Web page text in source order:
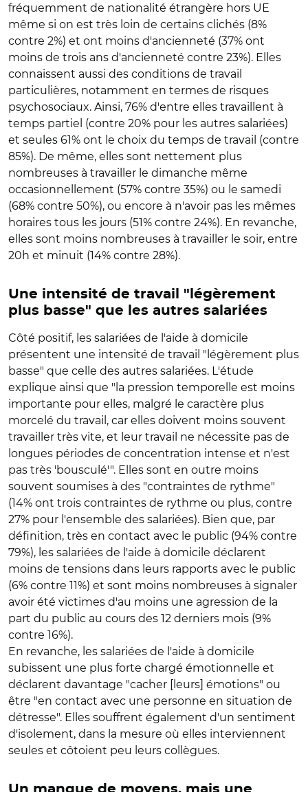
fréquemment de nationalité étrangère hors UE
même si on est très loin de certains clichés (8%
contre 2%) et ont moins d'ancienneté (37% ont
moins de trois ans d'ancienneté contre 23%). Elles
connaissent aussi des conditions de travail
particulières, notamment en termes de risques
psychosociaux. Ainsi, 76% d'entre elles travaillent à
temps partiel (contre 20% pour les autres salariées)
et seules 61% ont le choix du temps de travail (contre
85%). De même, elles sont nettement plus
nombreuses à travailler le dimanche même
occasionnellement (57% contre 35%) ou le samedi
(68% contre 50%), ou encore à n'avoir pas les mêmes
horaires tous les jours (51% contre 24%). En revanche,
elles sont moins nombreuses à travailler le soir, entre
20h et minuit (14% contre 28%).
Une intensité de travail "légèrement
plus basse" que les autres salariées
Côté positif, les salariées de l'aide à domicile
présentent une intensité de travail "légèrement plus
basse" que celle des autres salariées. L'étude
explique ainsi que "la pression temporelle est moins
importante pour elles, malgré le caractère plus
morcelé du travail, car elles doivent moins souvent
travailler très vite, et leur travail ne nécessite pas de
longues périodes de concentration intense et n'est
pas très 'bousculé'". Elles sont en outre moins
souvent soumises à des "contraintes de rythme"
(14% ont trois contraintes de rythme ou plus, contre
27% pour l'ensemble des salariées). Bien que, par
définition, très en contact avec le public (94% contre
79%), les salariées de l'aide à domicile déclarent
moins de tensions dans leurs rapports avec le public
(6% contre 11%) et sont moins nombreuses à signaler
avoir été victimes d'au moins une agression de la
part du public au cours des 12 derniers mois (9%
contre 16%).
En revanche, les salariées de l'aide à domicile
subissent une plus forte chargé émotionnelle et
déclarent davantage "cacher [leurs] émotions" ou
être "en contact avec une personne en situation de
détresse". Elles souffrent également d'un sentiment
d'isolement, dans la mesure où elles interviennent
seules et côtoient peu leurs collègues.
Un manque de moyens, mais une